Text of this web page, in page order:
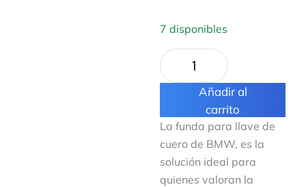
7 disponibles
Añadir al
carrito
La funda para llave de
cuero de BMW, es la
solución ideal para
quienes valoran la